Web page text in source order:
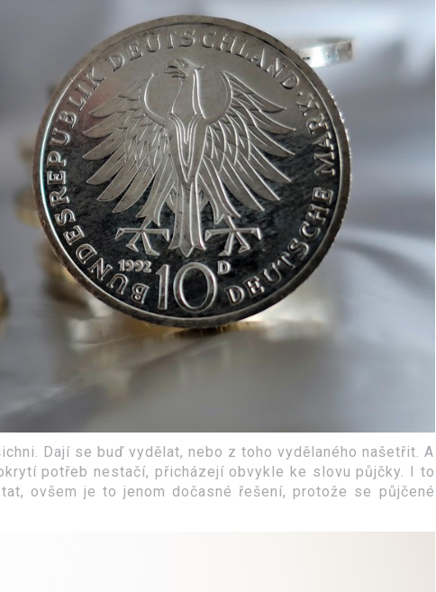
Dají se buď vydělat, nebo z toho vydělaného našetřit. A
potřeb nestačí, přicházejí obvykle ke slovu půjčky. I to
ovšem je to jenom dočasné řešení, protože se půjčené